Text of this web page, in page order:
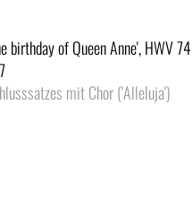
birthday of Queen Anne', HWV 74
mit Chor ('Alleluja')